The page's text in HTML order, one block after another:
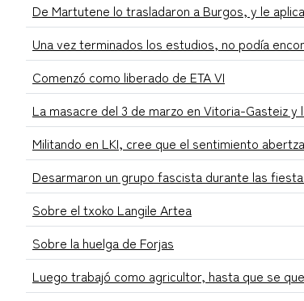
De Martutene lo trasladaron a Burgos, y le
Una vez terminados los estudios, no podía
Comenzó como liberado de ETA VI
La masacre del 3 de marzo en Vitoria-Gasteiz
Militando en LKI, cree que el sentimiento
Desarmaron un grupo fascista durante las
Sobre el txoko Langile Artea
Sobre la huelga de Forjas
Luego trabajó como agricultor, hasta que se